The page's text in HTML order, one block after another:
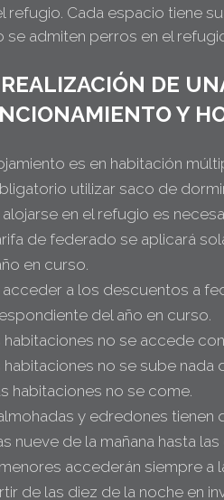
refugio. Cada espacio tiene
se admiten perros en el
DE
Y
es en habitación
utilizar saco de
alojarse en el refugio es
de federado se aplicará
en curso.
acceder a los descuentos a
del año en curso.
habitaciones no se accede
habitaciones no se sube
habitaciones no se come.
y edredones tienen
nueve de la mañana hasta
accederán siempre a
de las diez de la noche en